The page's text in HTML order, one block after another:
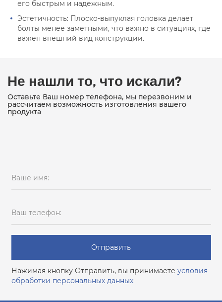
его быстрым и надежным.
Эстетичность: Плоско-выпуклая головка делает
болты менее заметными, что важно в ситуациях, где
важен внешний вид конструкции.
Не нашли то, что искали?
Оставьте Ваш номер телефона, мы перезвоним и
рассчитаем возможность изготовления вашего
продукта
Ваше имя:
Ваш телефон:
Отправить
Нажимая кнопку Отправить, вы принимаете условия
обработки персональных данных